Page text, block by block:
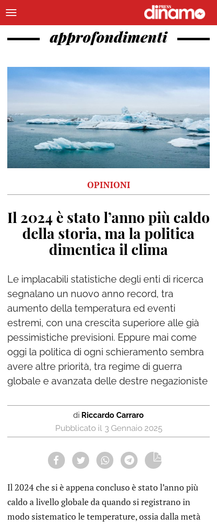
approfondimenti
OPINIONI
Il 2024 è stato l’anno più caldo
della storia, ma la politica
dimentica il clima
Le implacabili statistiche degli enti di ricerca
segnalano un nuovo anno record, tra
aumento della temperatura ed eventi
estremi, con una crescita superiore alle già
pessimistiche previsioni. Eppure mai come
oggi la politica di ogni schieramento sembra
avere altre priorità, tra regime di guerra
globale e avanzata delle destre negazioniste
di Riccardo Carraro
3 Gennaio 2025
Il 2024 che si è appena concluso è stato l’anno più
caldo a livello globale da quando si registrano in
modo sistematico le temperature, ossia dalla metà